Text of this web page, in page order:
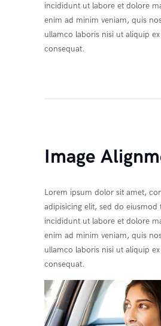
incididunt ut labore et dolore
enim ad minim veniam, quis
ullamco laboris nisi ut aliquip
consequat.
Image
Lorem ipsum dolor sit amet,
adipisicing elit, sed do eiusmod
incididunt ut labore et dolore
enim ad minim veniam, quis
ullamco laboris nisi ut aliquip
consequat.